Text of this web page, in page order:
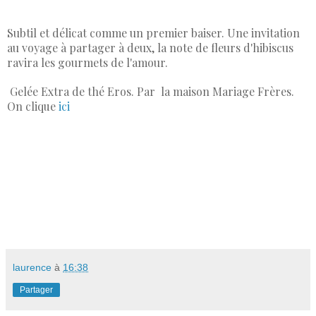
Subtil et délicat comme un premier baiser. Une invitation
au voyage à partager à deux, la note de fleurs d'hibiscus
ravira les gourmets de l'amour.
Gelée Extra de thé Eros. Par la maison Mariage Frères.
On cliqueici
laurence à 16:38
Partager